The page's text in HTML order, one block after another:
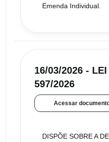
Emenda Individual.
16/03/2026 -
597/2026
Acessar
DISPÕE SOBRE A